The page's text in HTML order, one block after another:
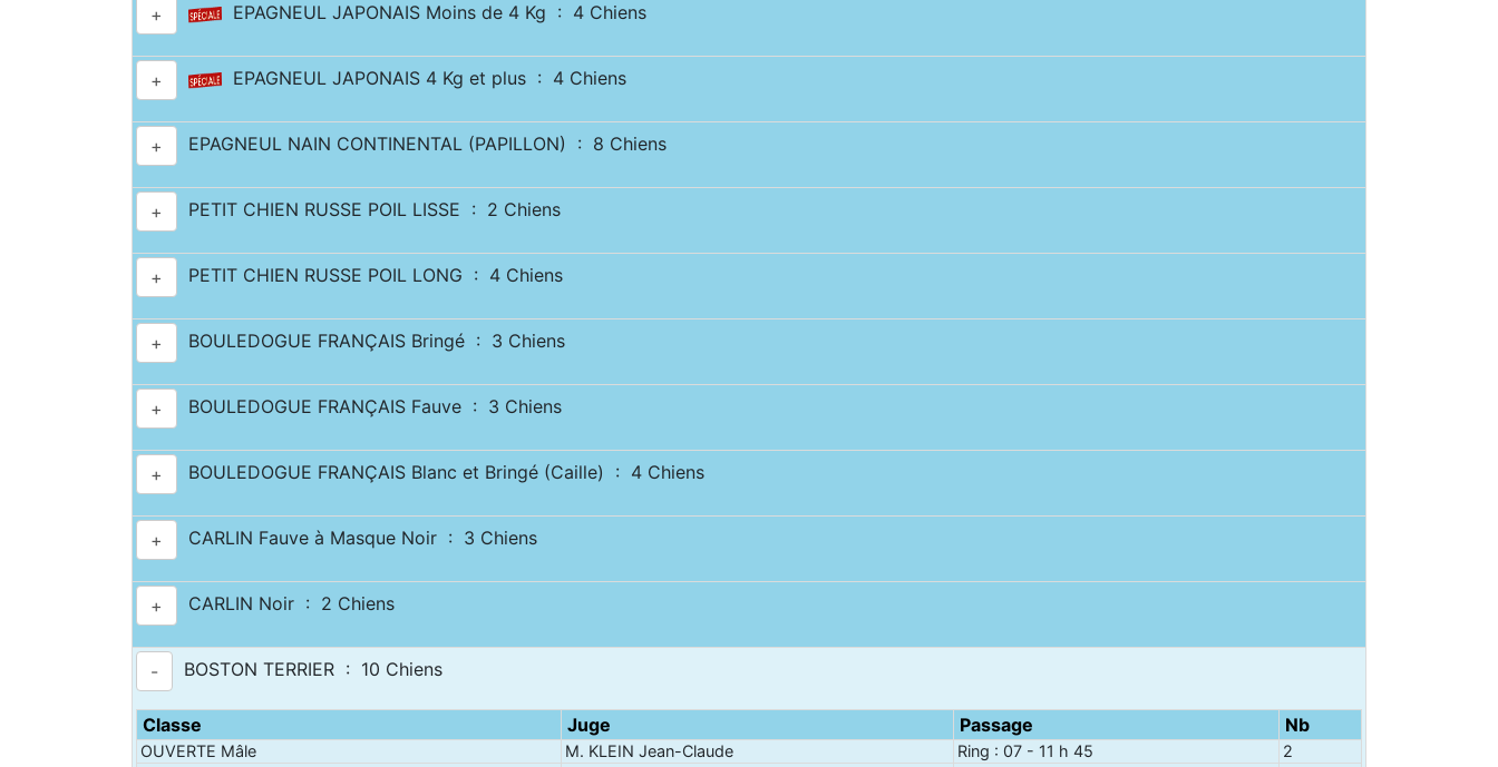
+ EPAGNEUL JAPONAIS Moins de 4 Kg : 4 Chiens
+ EPAGNEUL JAPONAIS 4 Kg et plus : 4 Chiens
+ EPAGNEUL NAIN CONTINENTAL (PAPILLON) : 8 Chiens
+ PETIT CHIEN RUSSE POIL LISSE : 2 Chiens
+ PETIT CHIEN RUSSE POIL LONG : 4 Chiens
+ BOULEDOGUE FRANÇAIS Bringé : 3 Chiens
+ BOULEDOGUE FRANÇAIS Fauve : 3 Chiens
+ BOULEDOGUE FRANÇAIS Blanc et Bringé (Caille) : 4 Chiens
+ CARLIN Fauve à Masque Noir : 3 Chiens
+ CARLIN Noir : 2 Chiens
- BOSTON TERRIER : 10 Chiens
Classe Juge Passage Nb
OUVERTE Mâle M. KLEIN Jean-Claude Ring : 07 - 11 h 45
2